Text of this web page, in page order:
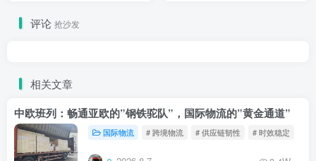
评论 抢沙发
相关文章
中欧班列：畅通亚欧的”钢铁驼队”，国际物流的”黄金通道”
国际物流 # 跨境物流 # 供应链韧性 # 时效稳定